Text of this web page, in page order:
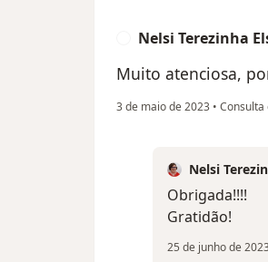
Nelsi Terezinha
Muito atenciosa,
3 de maio de 2023 • Consulta
Nelsi
Obrigada!!!!
Gratidão!
25 de junho de